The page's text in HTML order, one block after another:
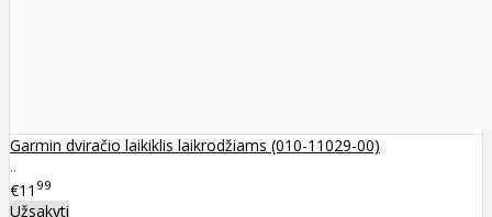
Garmin dviračio laikiklis laikrodžiams (010-11029-00)
..
€11 99
Užsakyti